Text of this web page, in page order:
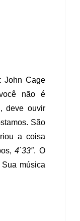
John Cage
não é
deve ouvir
São
a coisa
4`33″. O
música